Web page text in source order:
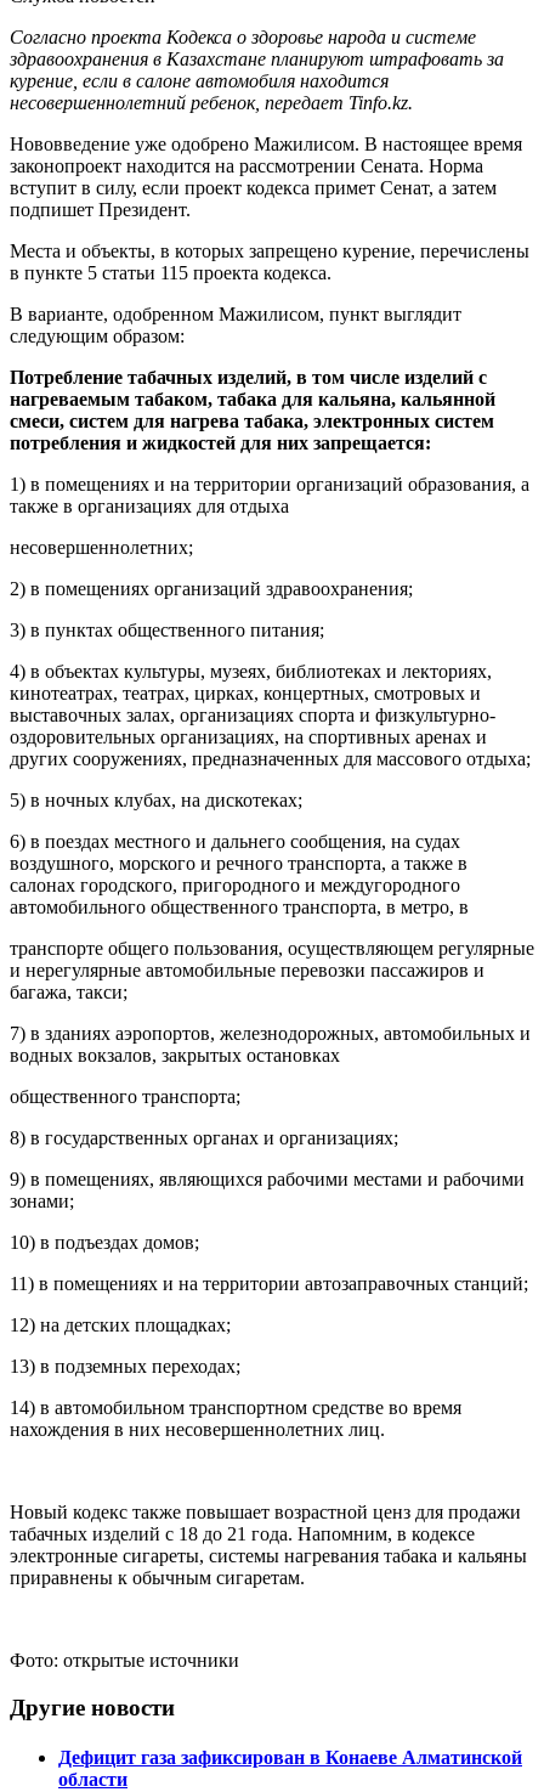
Согласно проекта Кодекса о здоровье народа и системе
здравоохранения в Казахстане планируют штрафовать за
курение, если в салоне автомобиля находится
несовершеннолетний ребенок, передает Tinfo.kz.
Нововведение уже одобрено Мажилисом. В настоящее время
законопроект находится на рассмотрении Сената. Норма
вступит в силу, если проект кодекса примет Сенат, а затем
подпишет Президент.
Места и объекты, в которых запрещено курение, перечислены
в пункте 5 статьи 115 проекта кодекса.
В варианте, одобренном Мажилисом, пункт выглядит
следующим образом:
Потребление табачных изделий, в том числе изделий с
нагреваемым табаком, табака для кальяна, кальянной
смеси, систем для нагрева табака, электронных систем
потребления и жидкостей для них запрещается:
1) в помещениях и на территории организаций образования, а
также в организациях для отдыха
несовершеннолетних;
2) в помещениях организаций здравоохранения;
3) в пунктах общественного питания;
4) в объектах культуры, музеях, библиотеках и лекториях,
кинотеатрах, театрах, цирках, концертных, смотровых и
выставочных залах, организациях спорта и физкультурно-
оздоровительных организациях, на спортивных аренах и
других сооружениях, предназначенных для массового отдыха;
5) в ночных клубах, на дискотеках;
6) в поездах местного и дальнего сообщения, на судах
воздушного, морского и речного транспорта, а также в
салонах городского, пригородного и междугородного
автомобильного общественного транспорта, в метро, в
транспорте общего пользования, осуществляющем регулярные
и нерегулярные автомобильные перевозки пассажиров и
багажа, такси;
7) в зданиях аэропортов, железнодорожных, автомобильных и
водных вокзалов, закрытых остановках
общественного транспорта;
8) в государственных органах и организациях;
9) в помещениях, являющихся рабочими местами и рабочими
зонами;
10) в подъездах домов;
11) в помещениях и на территории автозаправочных станций;
12) на детских площадках;
13) в подземных переходах;
14) в автомобильном транспортном средстве во время
нахождения в них несовершеннолетних лиц.
Новый кодекс также повышает возрастной ценз для продажи
табачных изделий с 18 до 21 года. Напомним, в кодексе
электронные сигареты, системы нагревания табака и кальяны
приравнены к обычным сигаретам.
Фото: открытые источники
Другие новости
Дефицит газа зафиксирован в Конаеве Алматинской
области